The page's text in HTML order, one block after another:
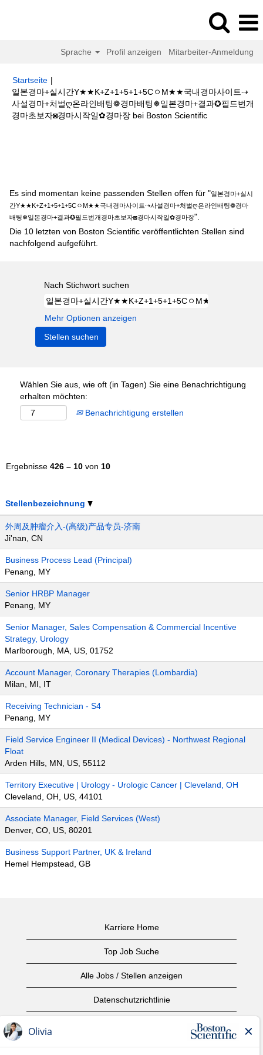
Sprache Profil anzeigen Mitarbeiter-Anmeldung
Startseite |
일본경마+실시간Y★★K+Z+1+5+1+5CㅇM★★국내경마사이트⇢
사설경마+처벌ღ온라인배팅❁경마배팅❅일본경마+결과✪필드번개
경마초보자◙경마시작일✿경마장 bei Boston Scientific(aktuelle
Es sind momentan keine passenden Stellen offen für "일본경마+실시
간Y★★K+Z+1+5+1+5CㅇM★★국내경마사이트⇢사설경마+처벌ღ온라인배팅❁경마
배팅❅일본경마+결과✪필드번개경마초보자◙경마시작일✿경마장".
Die 10 letzten von Boston Scientific veröffentlichten Stellen sind
nachfolgend aufgeführt.
Nach Stichwort suchen
Mehr Optionen anzeigen
Wählen Sie aus, wie oft (in Tagen) Sie eine Benachrichtigung
erhalten möchten:
Benachrichtigung erstellen
Ergebnisse 426 – 10 von 10
Stellenbezeichnung
外周及肿瘤介入-(高级)产品专员-济南
Ji'nan, CN
Business Process Lead (Principal)
Penang, MY
Senior HRBP Manager
Penang, MY
Senior Manager, Sales Compensation & Commercial Incentive
Strategy, Urology
Marlborough, MA, US, 01752
Account Manager, Coronary Therapies (Lombardia)
Milan, MI, IT
Receiving Technician - S4
Penang, MY
Field Service Engineer II (Medical Devices) - Northwest Regional
Float
Arden Hills, MN, US, 55112
Territory Executive | Urology - Urologic Cancer | Cleveland, OH
Cleveland, OH, US, 44101
Associate Manager, Field Services (West)
Denver, CO, US, 80201
Business Support Partner, UK & Ireland
Hemel Hempstead, GB
Karriere Home
Top Job Suche
Alle Jobs / Stellen anzeigen
Datenschutzrichtlinie
Urheberrecht